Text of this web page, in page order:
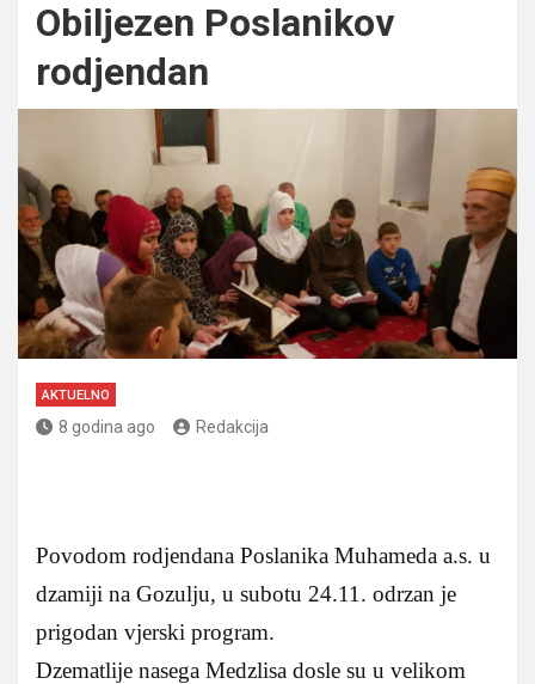
Obiljezen Poslanikov
rodjendan
AKTUELNO
8 godina ago Redakcija
Povodom rodjendana Poslanika Muhameda a.s. u
dzamiji na Gozulju, u subotu 24.11. odrzan je
prigodan vjerski program.
Dzematlije nasega Medzlisa dosle su u velikom